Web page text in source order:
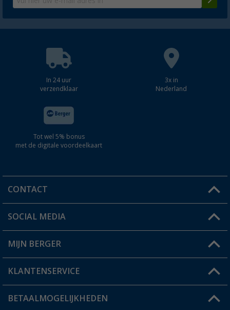
In 24 uur
verzendklaar
3x in
Nederland
Tot wel 5% bonus
met de digitale voordeelkaart
CONTACT
Een vraag?
Winkel vinden
SOCIAL MEDIA
MIJN BERGER
Mijn account
Status bestelling
KLANTENSERVICE
FAQ & Contact
BETAALMOGELIJKHEDEN